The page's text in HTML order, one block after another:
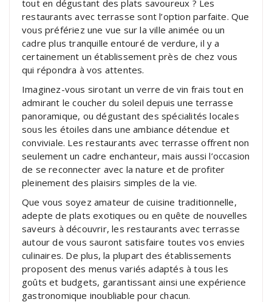
tout en dégustant des plats savoureux ? Les
restaurants avec terrasse sont l’option parfaite. Que
vous préfériez une vue sur la ville animée ou un
cadre plus tranquille entouré de verdure, il y a
certainement un établissement près de chez vous
qui répondra à vos attentes.
Imaginez-vous sirotant un verre de vin frais tout en
admirant le coucher du soleil depuis une terrasse
panoramique, ou dégustant des spécialités locales
sous les étoiles dans une ambiance détendue et
conviviale. Les restaurants avec terrasse offrent non
seulement un cadre enchanteur, mais aussi l’occasion
de se reconnecter avec la nature et de profiter
pleinement des plaisirs simples de la vie.
Que vous soyez amateur de cuisine traditionnelle,
adepte de plats exotiques ou en quête de nouvelles
saveurs à découvrir, les restaurants avec terrasse
autour de vous sauront satisfaire toutes vos envies
culinaires. De plus, la plupart des établissements
proposent des menus variés adaptés à tous les
goûts et budgets, garantissant ainsi une expérience
gastronomique inoubliable pour chacun.